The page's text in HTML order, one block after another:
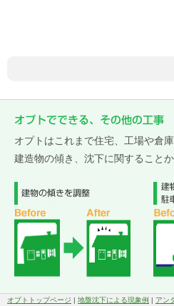
オプトはこれまで住宅、工場や倉
建造物の傾き、沈下に関すること
オプトトップページ | 地盤沈下による現象例 | アン